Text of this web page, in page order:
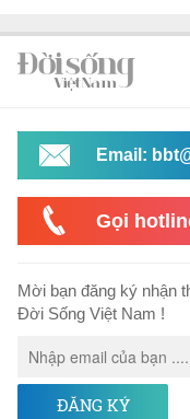
Email:
Gọi
Mời bạn đăng ký nhận
Đời Sống Việt Nam !
ĐĂNG KÝ